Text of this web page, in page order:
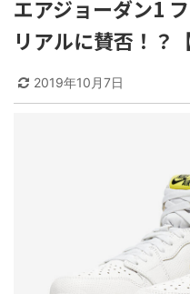
エアジョーダン1
リアルに賛否！？
2019年10月7日